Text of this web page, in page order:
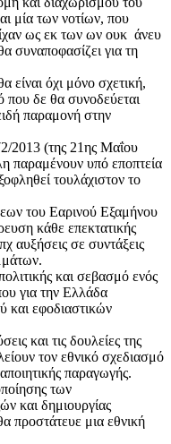
μία των νοτίων, που
ως εκ των ων ουκ άνευ
συναποφασίζει για τη
είναι όχι μόνο σχετική,
που δε θα συνοδεύεται
παραμονή στην
2013 (της 21ης Μαΐου
παραμένουν υπό εποπτεία
τουλάχιστον το
του Εαρινού Εξαμήνου
κάθε επεκτατικής
αυξήσεις σε συντάξεις
και σεβασμό ενός
για την Ελλάδα
και εφοδιαστικών
και τις δουλείες της
τον εθνικό σχεδιασμό
παραγωγής.
των
και δημιουργίας
προστάτευε μια εθνική